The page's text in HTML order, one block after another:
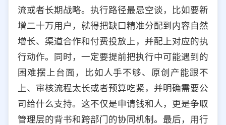
流或者长期战略。执行路径最忌空谈，比如要新
增二十万用户，就得把缺口精准分配到内容自然
增长、渠道合作和付费投放上，并配上对应的执
行动作。同时，一定要提前把执行中可能遇到的
困难摆上台面，比如人手不够、原创产能跟不
上、审核流程太长或者预算吃紧，并明确需要公
司给什么支持。这不仅是申请钱和人，更是争取
管理层的背书和跨部门的协同机制。最后，用行